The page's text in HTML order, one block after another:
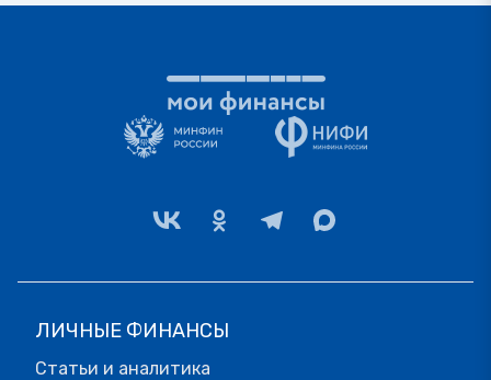
ЛИЧНЫЕ ФИНАНСЫ
Статьи и аналитика